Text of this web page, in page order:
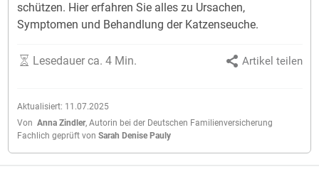
schützen. Hier erfahren Sie alles zu Ursachen,
Symptomen und Behandlung der Katzenseuche.
Aktualisiert: 11.07.2025
Von Anna Zindler, Autorin bei der Deutschen Familienversicherung
Fachlich geprüft von Sarah Denise Pauly
Lesedauer ca. 4 Min. Artikel teilen